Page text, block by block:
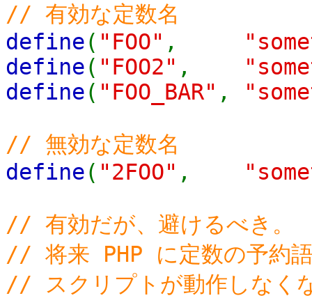
// 有効な定数名
define( "FOO" ,
define( "FOO2" ,
define( "FOO_BAR" ,
// 無効な定数名
define( "2FOO" ,
// 有効だが、避けるべき。
// 将来 PHP に定数の予約
// スクリプトが動作しなく